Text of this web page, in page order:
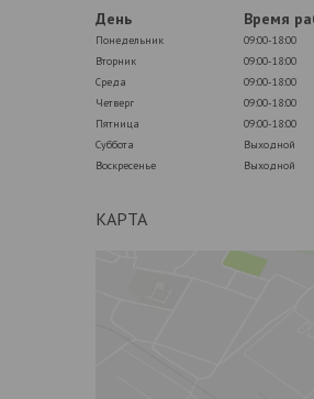
День
Время
Понедельник
09:00-18:00
Вторник
09:00-18:00
Среда
09:00-18:00
Четверг
09:00-18:00
Пятница
09:00-18:00
Суббота
Выходной
Воскресенье
Выходной
КАРТА